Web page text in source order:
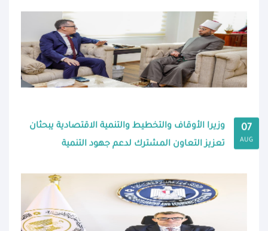
07
AUG
وزيرا الأوقاف والتخطيط والتنمية الاقتصادية يبحثان
تعزيز التعاون المشترك لدعم جهود التنمية